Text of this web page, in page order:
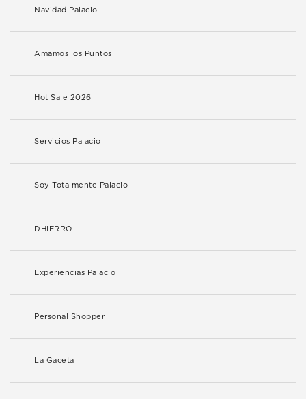
Navidad Palacio
Amamos los Puntos
Hot Sale 2026
Servicios Palacio
Soy Totalmente Palacio
DHIERRO
Experiencias Palacio
Personal Shopper
La Gaceta